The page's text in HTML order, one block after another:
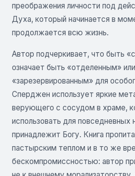
преображения личности под
Духа, который начинается в
продолжается всю жизнь.
Автор подчеркивает, что быть
означает быть «отделенным» или
«зарезервированным» для
Сперджен использует яркие
верующего с сосудом в храме,
использовать для повседневных
принадлежит Богу. Книга
пастырским теплом и в то же
бескомпромиссностью: автор